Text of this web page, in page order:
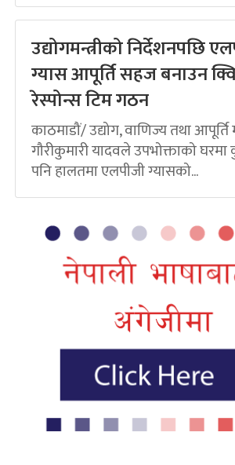
उद्योगमन्त्रीको निर्देशनपछि
ग्यास आपूर्ति सहज बनाउन
रेस्पोन्स टिम गठन
काठमाडौं/ उद्योग, वाणिज्य तथा आपूर्ति
गौरीकुमारी यादवले उपभोक्ताको
पनि हालतमा एलपीजी ग्यासको...